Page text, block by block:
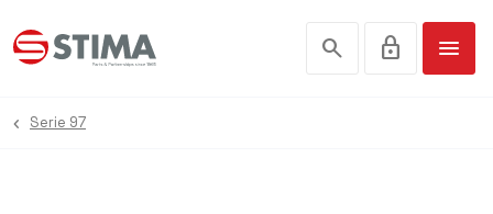
search lock menu
Serie 97